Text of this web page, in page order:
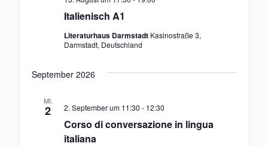
Italienisch A1
Literaturhaus Darmstadt Kasinostraße 3,
Darmstadt, Deutschland
September 2026
MI.
2
Corso di conversazione in lingua
italiana
2. September um 11:30 - 12:30